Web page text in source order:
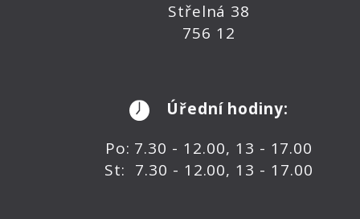
Střelná 38
756 12
Úřední hodiny:
Po: 7.30 - 12.00, 13 - 17.00
St: 7.30 - 12.00, 13 - 17.00